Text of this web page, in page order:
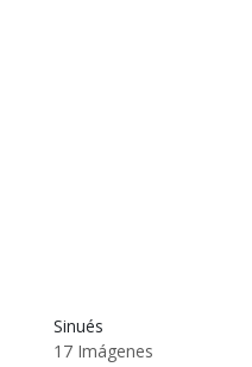
Sinués
17 Imágenes